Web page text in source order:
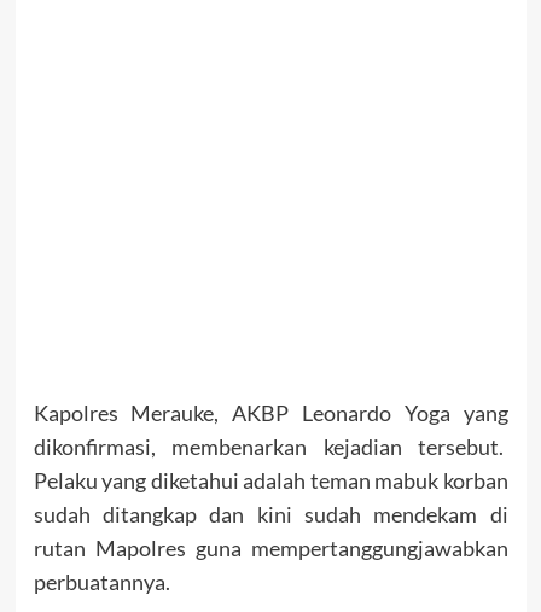
Kapolres Merauke, AKBP Leonardo Yoga yang
dikonfirmasi, membenarkan kejadian tersebut.
Pelaku yang diketahui adalah teman mabuk korban
sudah ditangkap dan kini sudah mendekam di
rutan Mapolres guna mempertanggungjawabkan
perbuatannya.